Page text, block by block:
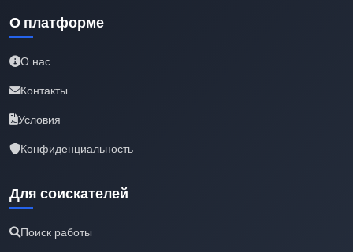
О платформе
О нас
Контакты
Условия
Конфиденциальность
Для соискателей
Поиск работы